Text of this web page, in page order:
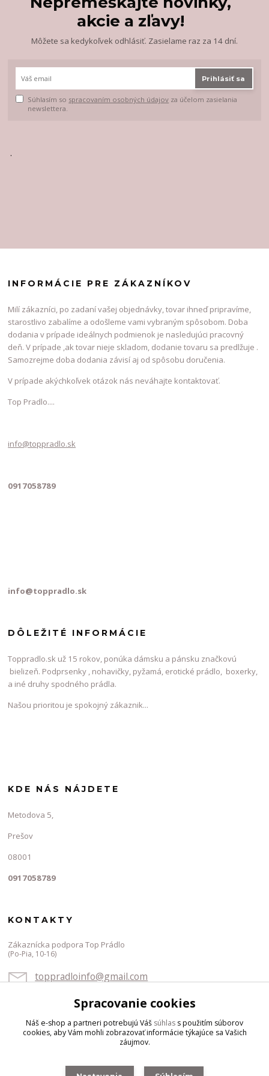
akcie a zľavy!
Môžete sa kedykoľvek odhlásiť. Zasielame raz za 14 dní.
Prihlásiť sa
Súhlasím so spracovaním osobných údajov za účelom zasielania
newslettera.
.
INFORMÁCIE PRE ZÁKAZNÍKOV
Milí zákazníci, po zadaní vašej objednávky, tovar ihneď pripravíme,
starostlivo zabalíme a odošleme vami vybraným spôsobom. Doba
dodania v prípade ideálnych podmienok je nasledujúci pracovný
deň. V prípade ,ak tovar nieje skladom, dodanie tovaru sa predlžuje .
Samozrejme doba dodania závisí aj od spôsobu doručenia.
V prípade akýchkoľvek otázok nás neváhajte kontaktovať.
Top Pradlo....
info@toppradlo.sk
0917058789
info@toppradlo.sk
DÔLEŽITÉ INFORMÁCIE
Toppradlo.sk už 15 rokov, ponúka dámsku a pánsku značkovú
bielizeň. Podprsenky , nohavičky, pyžamá, erotické prádlo, boxerky,
a iné druhy spodného prádla.
Našou prioritou je spokojný zákaznik...
KDE NÁS NÁJDETE
Metodova 5,
Prešov
08001
0917058789
KONTAKTY
Zákaznícka podpora Top Prádlo
(Po-Pia, 10-16)
toppradloinfo@gmail.com
Vytvorené na
Spracovanie cookies
Náš e-shop a partneri potrebujú Váš súhlas s použitím súborov
cookies, aby Vám mohli zobrazovať informácie týkajúce sa Vašich
záujmov.